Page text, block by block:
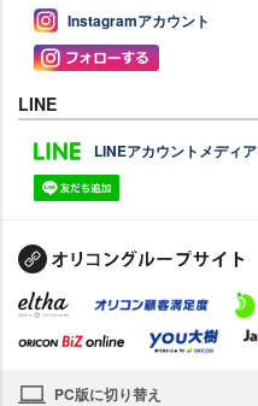
Instagramアカウント
LINE
LINEアカウントメディア
PC版に切り替え